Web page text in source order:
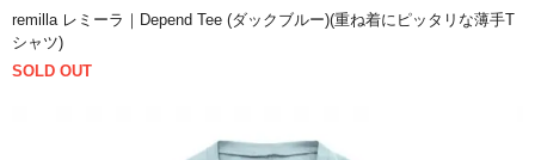
remilla レミーラ｜Depend Tee (ダックブルー)(重ね着にピッタリな薄手T
シャツ)
SOLD OUT